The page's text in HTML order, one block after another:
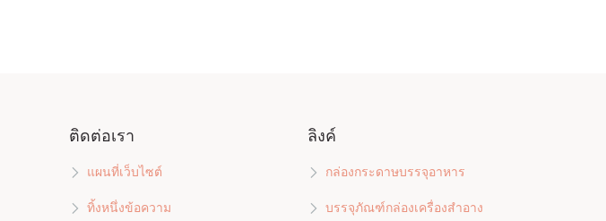
ติดต่อเรา
แผนที่เว็บไซต์
ทิ้งหนึ่งข้อความ
ลิงค์
กล่องกระดาษบรรจุอาหาร
บรรจุภัณฑ์กล่องเครื่องสำอาง